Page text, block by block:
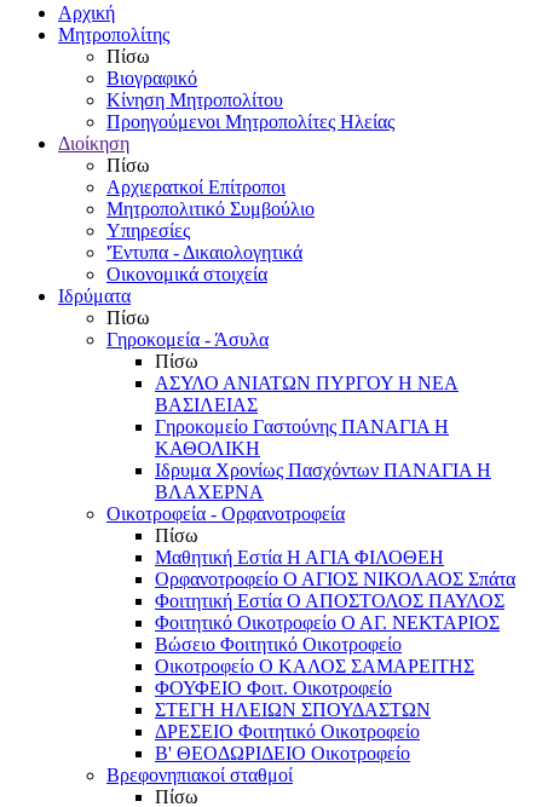
Αρχική
Μητροπολίτης
Πίσω
Βιογραφικό
Κίνηση Μητροπολίτου
Προηγούμενοι Μητροπολίτες Ηλείας
Διοίκηση
Πίσω
Αρχιερατκοί Επίτροποι
Μητροπολιτικό Συμβούλιο
Υπηρεσίες
'Έντυπα - Δικαιολογητικά
Οικονομικά στοιχεία
Ιδρύματα
Πίσω
Γηροκομεία - Άσυλα
Πίσω
ΑΣΥΛΟ ΑΝΙΑΤΩΝ ΠΥΡΓΟΥ Η ΝΕΑ
ΒΑΣΙΛΕΙΑΣ
Γηροκομείο Γαστούνης ΠΑΝΑΓΙΑ Η
ΚΑΘΟΛΙΚΗ
Ιδρυμα Χρονίως Πασχόντων ΠΑΝΑΓΙΑ Η
ΒΛΑΧΕΡΝΑ
Οικοτροφεία - Ορφανοτροφεία
Πίσω
Μαθητική Εστία Η ΑΓΙΑ ΦΙΛΟΘΕΗ
Ορφανοτροφείο Ο ΑΓΙΟΣ ΝΙΚΟΛΑΟΣ Σπάτα
Φοιτητική Εστία Ο ΑΠΟΣΤΟΛΟΣ ΠΑΥΛΟΣ
Φοιτητικό Οικοτροφείο Ο ΑΓ. ΝΕΚΤΑΡΙΟΣ
Βώσειο Φοιτητικό Οικοτροφείο
Οικοτροφείο Ο ΚΑΛΟΣ ΣΑΜΑΡΕΙΤΗΣ
ΦΟΥΦΕΙΟ Φοιτ. Οικοτροφείο
ΣΤΕΓΗ ΗΛΕΙΩΝ ΣΠΟΥΔΑΣΤΩΝ
ΔΡΕΣΕΙΟ Φοιτητικό Οικοτροφείο
Β' ΘΕΟΔΩΡΙΔΕΙΟ Οικοτροφείο
Βρεφονηπιακοί σταθμοί
Πίσω